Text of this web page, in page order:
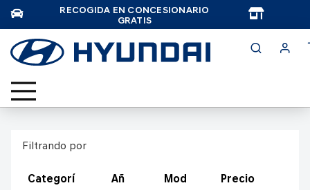
RECOGIDA EN CONCESIONARIO
GRATIS
Filtrando por
Categorí
Añ
Mod
Precio